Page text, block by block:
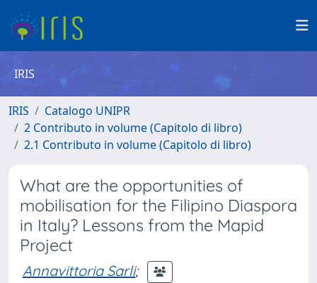
IRIS
IRIS
Catalogo UNIPR
2 Contributo in volume (Capitolo di libro)
2.1 Contributo in volume (Capitolo di libro)
What are the opportunities of
mobilisation for the Filipino Diaspora
in Italy? Lessons from the Mapid
Project
Annavittoria Sarli;